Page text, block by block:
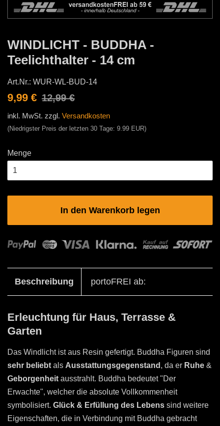
WINDLICHT - BUDDHA -
Teelichthalter - 14 cm
Art.Nr.: WUR-WL-BUD-14
Normaler
9,99 € Sonderpreis
12,99 €
inkl. MwSt. zzgl. Versandkosten
(Niedrigster Preis der letzten 30 Tage: 9.99 EUR)
Menge
In den Warenkorb legen
Beschreibung portoFREI ab:
Erleuchtung für Haus, Terrasse &
Garten
Das Windlicht ist aus Resin gefertigt. Buddha Figuren sind
sehr beliebt als Ausstattungsgegenstand , da er Ruhe &
Geborgenheit ausstrahlt. Buddha bedeutet "Der
Erwachte", welcher die absolute Vollkommenheit
symbolisiert. Glück & Erfüllung des Lebens sind weitere
Eigenschaften, die in Verbindung mit Buddha gebracht